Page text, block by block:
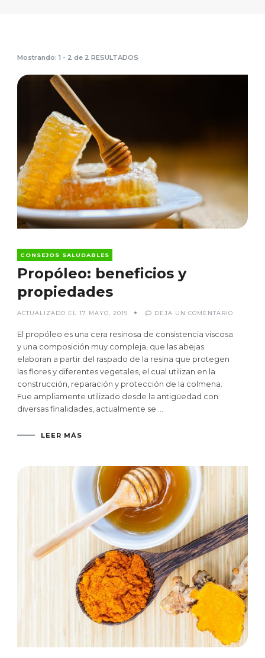
Mostrando: 1 - 2 de 2 RESULTADOS
CONSEJOS SALUDABLES
Propóleo: beneficios y
propiedades
ACTUALIZADO EL 17 MAYO, 2019 DEJA UN COMENTARIOEN
El propóleo es una cera resinosa de consistencia viscosa
y una composición muy compleja, que las abejas
elaboran a partir del raspado de la resina que protegen
las flores y diferentes vegetales, el cual utilizan en la
construcción, reparación y protección de la colmena.
Fue ampliamente utilizado desde la antigüedad con
diversas finalidades, actualmente se …
LEER MÁS